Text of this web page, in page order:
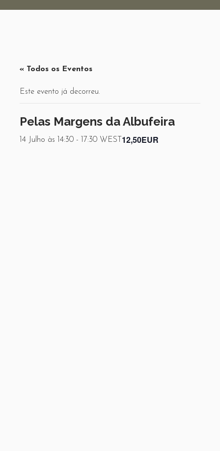
« Todos os Eventos
Este evento já decorreu.
Pelas Margens da Albufeira
14 Julho às 14:30 - 17:30 WEST 12,50EUR